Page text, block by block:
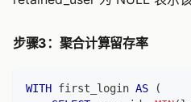
步骤3：聚合计算留存率
WITH first_login AS
(